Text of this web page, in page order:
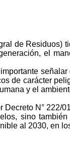
de
el
señalar
de carácter
y el
N°
sino
al 2030, en